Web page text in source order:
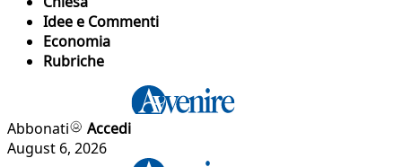
Idee e Commenti
Economia
Rubriche
Abbonati
Accedi
August 6, 2026